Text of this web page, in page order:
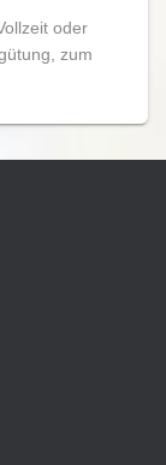
oder
zum